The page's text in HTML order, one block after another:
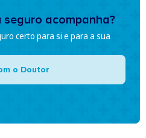
seguro acompanha?
certo para si e para a sua
o Doutor